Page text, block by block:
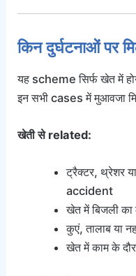
किन दुर्घटनाओं पर
यह scheme सिर्फ खेत में
इन सभी cases में मुआवजा
खेती से related:
ट्रैक्टर, थ्रेशर
accident
खेत में बिजली
कुएं, तालाब या
खेत में काम के